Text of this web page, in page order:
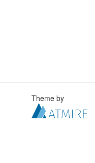
Theme by